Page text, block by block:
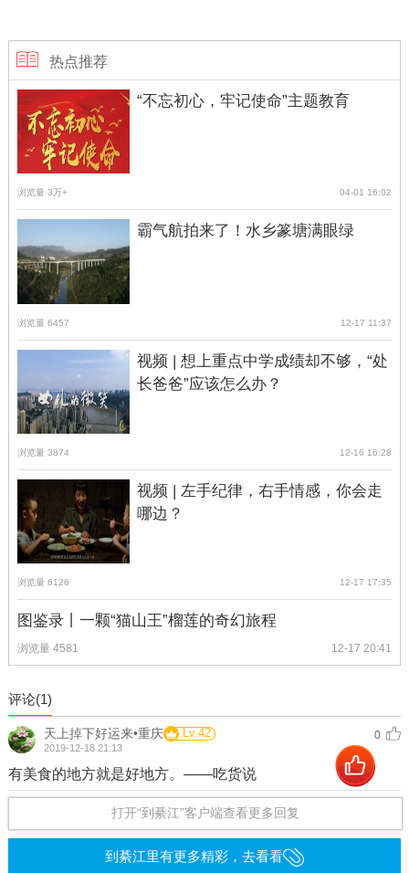
热点推荐
“不忘初心，牢记使命”主题教育
浏览量 3万+ 04-01 16:02
霸气航拍来了！水乡篆塘满眼绿
浏览量 6457 12-17 11:37
视频 | 想上重点中学成绩却不够，“处
长爸爸”应该怎么办？
浏览量 3874 12-16 16:28
视频 | 左手纪律，右手情感，你会走
哪边？
浏览量 6126 12-17 17:35
图鉴录丨一颗“猫山王”榴莲的奇幻旅程
浏览量 4581 12-17 20:41
评论(1)
天上掉下好运来•重庆 Lv.42
2019-12-18 21:13
0
有美食的地方就是好地方。――吃货说
打开“到綦江”客户端查看更多回复
到綦江里有更多精彩，去看看